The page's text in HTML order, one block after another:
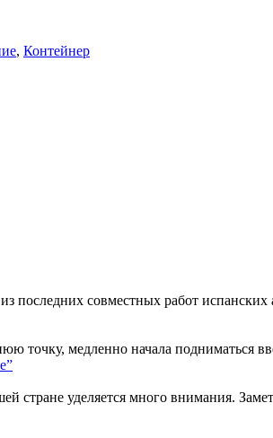
, Контейнер
последних совместных работ
точку, медленно начала подниматься
стране уделяется много внимания.